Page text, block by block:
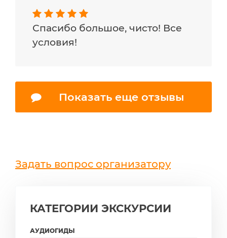
Спасибо большое, чисто! Все
условия!
Показать еще отзывы
Задать вопрос организатору
КАТЕГОРИИ ЭКСКУРСИИ
АУДИОГИДЫ